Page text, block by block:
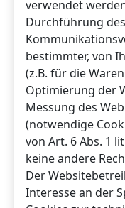
verwendet
Durchführung
bestimmter, von
(z.B. für die
Optimierung der
Messung des
(notwendige
von Art. 6 Abs. 1
keine andere
Der
Interesse an der